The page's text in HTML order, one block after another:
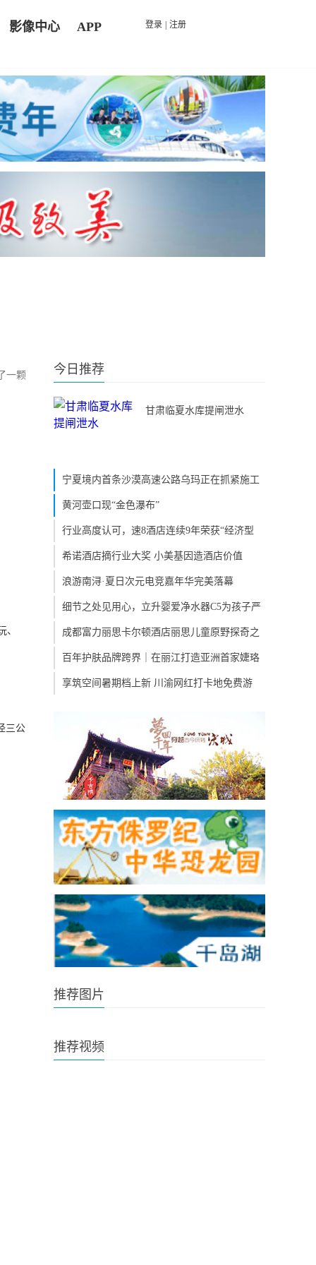
登录 注册
影像中心 APP
一颗
、
三公
今日推荐
甘肃临夏水库提闸泄水
宁夏境内首条沙漠高速公路乌玛正在抓紧施工
黄河壶口现“金色瀑布”
行业高度认可，速8酒店连续9年荣获“经济型
希诺酒店摘行业大奖 小美基因造酒店价值
浪游南浔·夏日次元电竞嘉年华完美落幕
细节之处见用心，立升婴爱净水器C5为孩子严
成都富力丽思卡尔顿酒店丽思儿童原野探奇之
百年护肤品牌跨界｜在丽江打造亚洲首家婕珞
享筑空间暑期档上新 川渝网红打卡地免费游
推荐图片
推荐视频